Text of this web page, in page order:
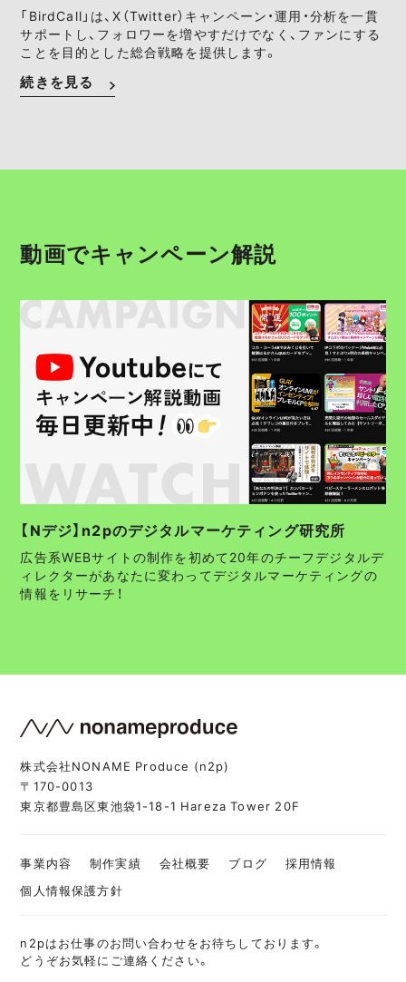
「BirdCall」は、X（Twitter）キャンペーン・運用・分析を一貫
サポートし、フォロワーを増やすだけでなく、ファンにする
ことを目的とした総合戦略を提供します。
続きを見る
動画でキャンペーン解説
【Nデジ】n2pのデジタルマーケティング研究所
広告系WEBサイトの制作を初めて20年のチーフデジタルデ
ィレクターがあなたに変わってデジタルマーケティングの
情報をリサーチ！
株式会社NONAME Produce (n2p)
〒170-0013
東京都豊島区東池袋1-18-1 Hareza Tower 20F
事業内容 制作実績 会社概要 ブログ
採用情報
個人情報保護方針
n2pはお仕事のお問い合わせをお待ちしております。
どうぞお気軽にご連絡ください。